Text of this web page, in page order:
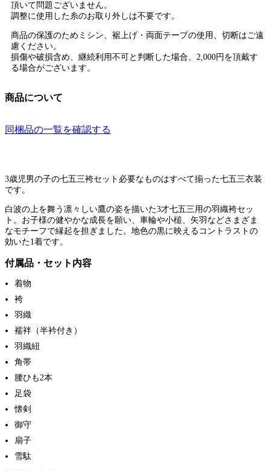
頂いて問題ございません。
調整に使用した糸のお取り外しは不要です。
商品の保護のためミシン、裾上げ・両面テープの使用、切断はご遠
慮ください。
損傷や破損含め、継続利用不可と判断した場合、2,000円を頂戴す
る場合がございます。
商品について
同梱品の一覧を確認する
3歳児男の子の七五三袴セット必要なものはすべて揃った七五三衣装
です。
白波の上を舞う凛々しい鷹の姿を描いた3才七五三用の羽織袴セッ
ト。お子様の健やかな成長を願い、車輪や小槌、矢羽などさまざま
なモチーフで縁起を担ぎました。地色の黒に映えるコントラストの
効いた1着です。
付属品・セット内容
着物
袴
羽織
襦袢（半衿付き）
羽織紐
角帯
腰ひも2本
足袋
懐剣
御守
扇子
雪駄